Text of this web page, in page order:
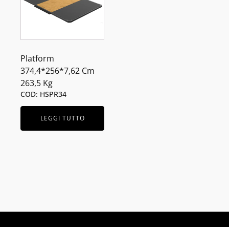
Platform
374,4*256*7,62 Cm
263,5 Kg
COD: HSPR34
LEGGI TUTTO